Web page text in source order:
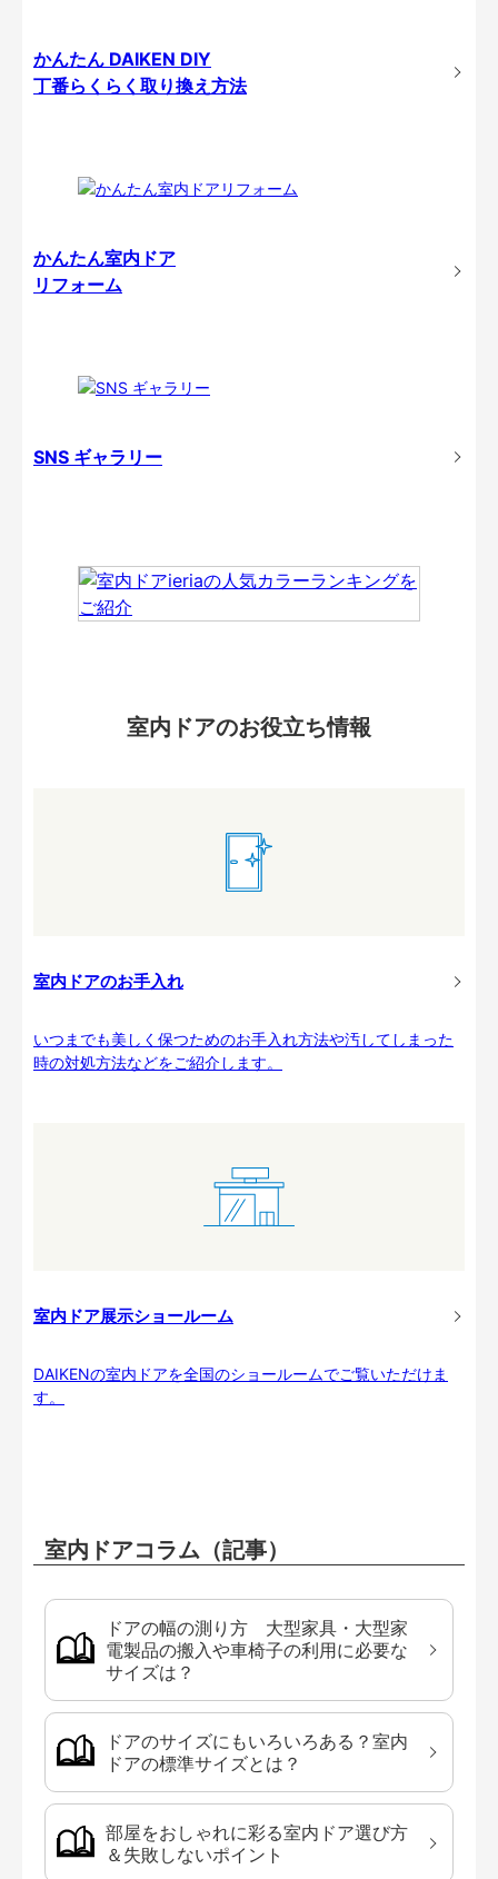
かんたん DAIKEN DIY
丁番らくらく取り換え方法
かんたん室内ドア
リフォーム
SNS ギャラリー
室内ドアのお役立ち情報
室内ドアのお手入れ
いつまでも美しく保つためのお手入れ方法や汚してしまった
時の対処方法などをご紹介します。
室内ドア展示ショールーム
DAIKENの室内ドアを全国のショールームでご覧いただけま
す。
室内ドアコラム（記事）
ドアの幅の測り方 大型家具・大型家
電製品の搬入や車椅子の利用に必要な
サイズは？
ドアのサイズにもいろいろある？室内
ドアの標準サイズとは？
部屋をおしゃれに彩る室内ドア選び方
＆失敗しないポイント